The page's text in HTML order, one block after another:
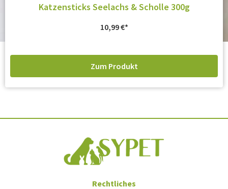
Katzensticks Seelachs & Scholle 300g
10,99€
Zum Produkt
Rechtliches